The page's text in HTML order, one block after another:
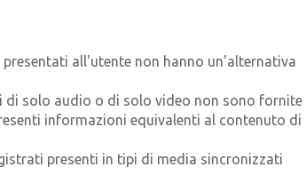
all'utente non hanno un'alternativa
di solo audio o di solo video non sono fornite
informazioni equivalenti al contenuto di
presenti in tipi di media sincronizzati